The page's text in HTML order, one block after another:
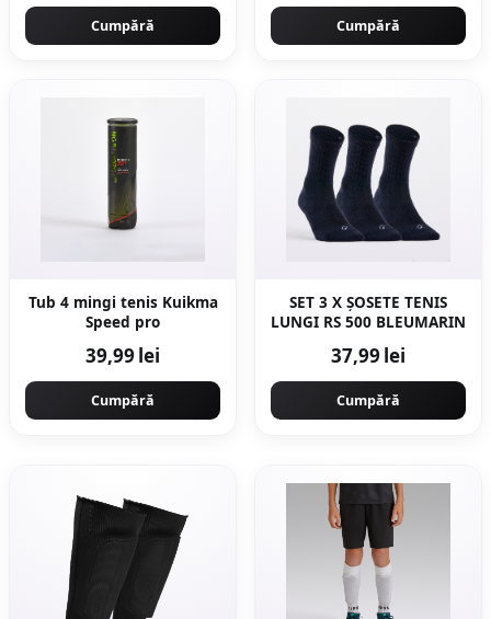
Cumpără Cumpără
Tub 4 mingi tenis Kuikma
Speed pro
39,99 lei
Cumpără
SET 3 X ȘOSETE TENIS
LUNGI RS 500 BLEUMARIN
37,99 lei
Cumpără